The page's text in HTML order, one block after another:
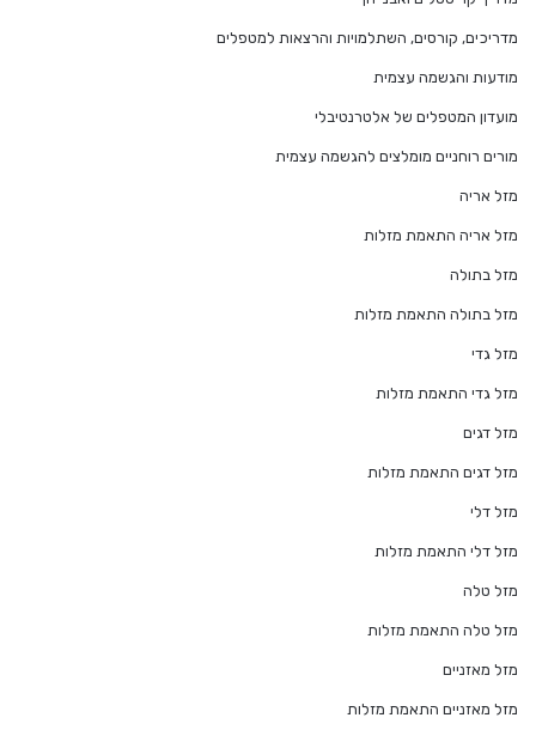
מדריכים, קורסים, השתלמויות והרצאות למטפלים
מודעות והגשמה עצמית
מועדון המטפלים של אלטרנטיבלי
מורים רוחניים מומלצים להגשמה עצמית
מזל אריה
מזל אריה התאמת מזלות
מזל בתולה
מזל בתולה התאמת מזלות
מזל גדי
מזל גדי התאמת מזלות
מזל דגים
מזל דגים התאמת מזלות
מזל דלי
מזל דלי התאמת מזלות
מזל טלה
מזל טלה התאמת מזלות
מזל מאזניים
מזל מאזניים התאמת מזלות